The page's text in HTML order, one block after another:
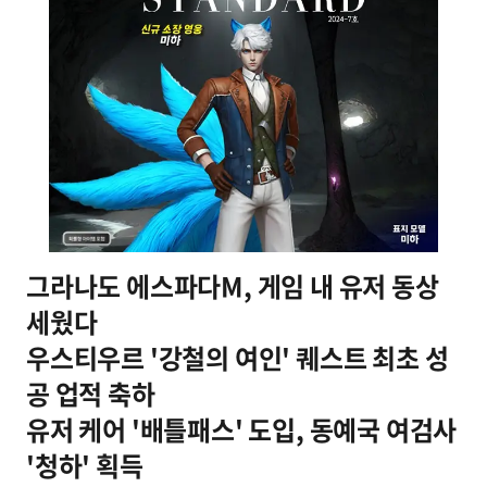
그라나도 에스파다M, 게임 내 유저 동상
세웠다
우스티우르 '강철의 여인' 퀘스트 최초 성
공 업적 축하
유저 케어 '배틀패스' 도입, 동예국 여검사
'청하' 획득